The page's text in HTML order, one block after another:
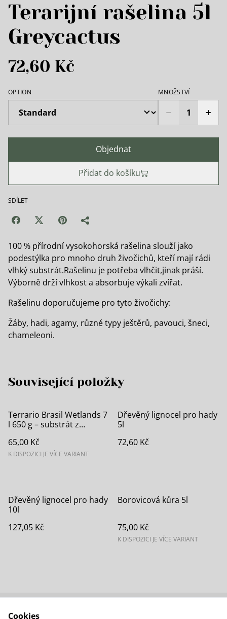
Terarijní rašelina 5l
Greycactus
72,60 Kč
OPTION MNOŽSTVÍ
Objednat
Přidat do košíku
SDÍLET
100 % přírodní vysokohorská rašelina slouží jako
podestýlka pro mnoho druh živočichů, kteří mají rádi
vlhký substrát.Rašelinu je potřeba vlhčit,jinak práší.
Výborně drží vlhkost a absorbuje výkali zvířat.
Rašelinu doporučujeme pro tyto živočichy:
Žáby, hadi, agamy, různé typy ještěrů, pavouci, šneci,
chameleoni.
Související položky
Terrario Brasil Wetlands 7
l 650 g – substrát z
65,00 Kč
K DISPOZICI JE VÍCE VARIANT
Dřevěný lignocel pro hady
5l
72,60 Kč
Dřevěný lignocel pro hady
10l
127,05 Kč
Borovicová kůra 5l
75,00 Kč
K DISPOZICI JE VÍCE VARIANT
Cookies